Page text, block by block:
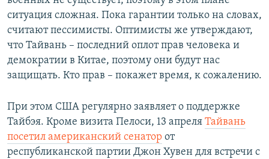
ситуация сложная. Пока гарантии только на словах,
считают пессимисты. Оптимисты же утверждают,
что Тайвань – последний оплот прав человека и
демократии в Китае, поэтому они будут нас
защищать. Кто прав – покажет время, к сожалению.
При этом США регулярно заявляет о поддержке
Тайбэя. Кроме визита Пелоси, 13 апреля Тайвань
посетил американский сенатор от
республиканской партии Джон Хувен для встречи с